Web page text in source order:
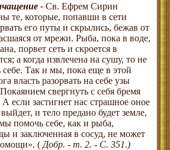
- Св. Ефрем Сирин
те, которые, попавши в сети
его путы и скрылись, бежав от
от мрежи. Рыба, пока в воде,
порвет сеть и скроется в
а когда извлечена на сушу, то не
Так и мы, пока еще в этой
власть разорвать на себе узы
свергнуть с себя бремя
А если застигнет нас страшное оное
и тело предано будет земле,
помочь себе, как и рыба,
и заключенная в сосуд, не может
( Добр. - т. 2. - С. 351.)